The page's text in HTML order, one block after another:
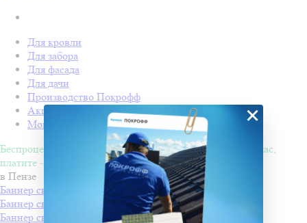
Для кровли
Для забора
Для фасада
Для дачи
Производство Покрофф
Акции
Монтаж
Беспроцентная рассрочка на 4 месяца. Покупайте - сейчас,
платите - потом!
в Пензе
Баннер светодиодный "ФЛАГ МАЛЫЙ" 50х30
Баннер светодиодный "С НОВЫМ ГОДОМ"
Баннер светодиодный "ФЛАГ СРЕДНИЙ" 100х60
×